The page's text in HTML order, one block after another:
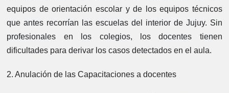
equipos de orientación escolar y de los equipos técnicos
que antes recorrían las escuelas del interior de Jujuy. Sin
profesionales en los colegios, los docentes tienen
dificultades para derivar los casos detectados en el aula.
2. Anulación de las Capacitaciones a docentes